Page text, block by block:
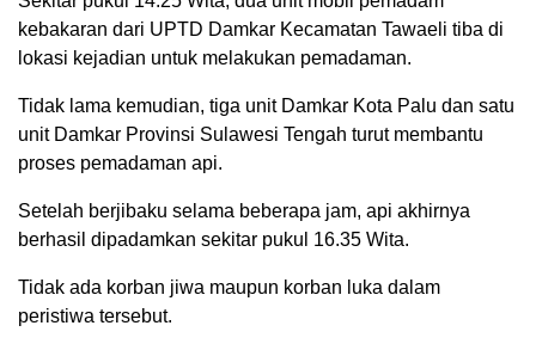
kebakaran dari UPTD Damkar Kecamatan Tawaeli tiba di
lokasi kejadian untuk melakukan pemadaman.
Tidak lama kemudian, tiga unit Damkar Kota Palu dan satu
unit Damkar Provinsi Sulawesi Tengah turut membantu
proses pemadaman api.
Setelah berjibaku selama beberapa jam, api akhirnya
berhasil dipadamkan sekitar pukul 16.35 Wita.
Tidak ada korban jiwa maupun korban luka dalam
peristiwa tersebut.